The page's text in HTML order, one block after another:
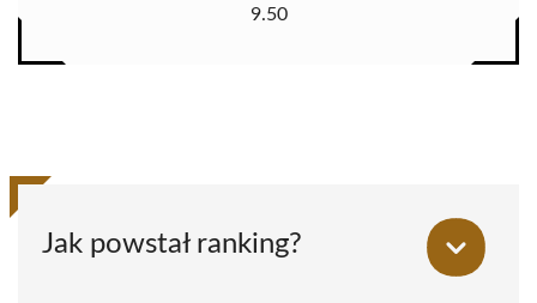
9.50
Jak powstał ranking?